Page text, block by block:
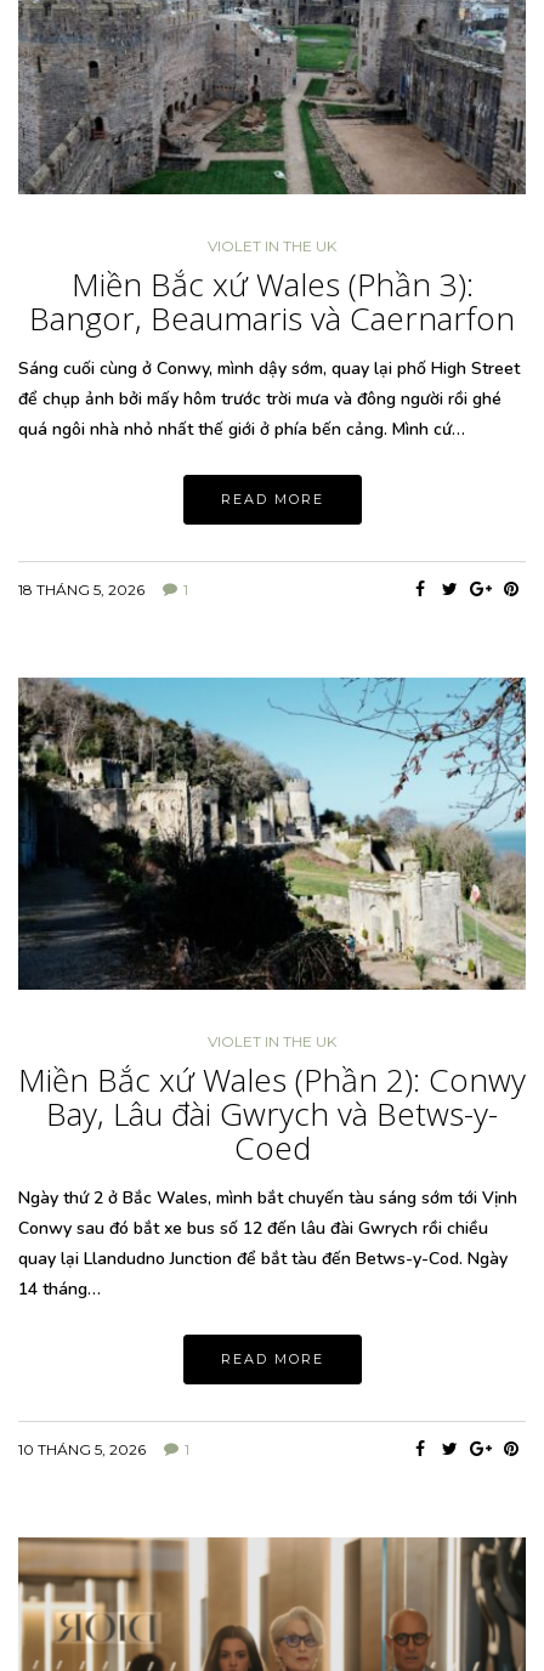
VIOLET IN THE UK
Miền Bắc xứ Wales (Phần 3):
Bangor, Beaumaris và Caernarfon
Sáng cuối cùng ở Conwy, mình dậy sớm, quay lại phố High Street
để chụp ảnh bởi mấy hôm trước trời mưa và đông người rồi ghé
quá ngôi nhà nhỏ nhất thế giới ở phía bến cảng. Mình cứ…
READ MORE
18 THÁNG 5, 2026 1
VIOLET IN THE UK
Miền Bắc xứ Wales (Phần 2): Conwy
Bay, Lâu đài Gwrych và Betws-y-
Coed
Ngày thứ 2 ở Bắc Wales, mình bắt chuyến tàu sáng sớm tới Vịnh
Conwy sau đó bắt xe bus số 12 đến lâu đài Gwrych rồi chiều
quay lại Llandudno Junction để bắt tàu đến Betws-y-Cod. Ngày
14 tháng…
READ MORE
10 THÁNG 5, 2026 1